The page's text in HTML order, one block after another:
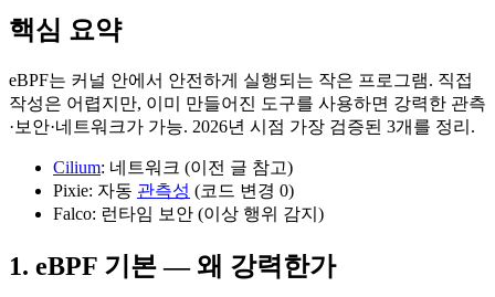
핵심 요약
eBPF는 커널 안에서 안전하게 실행되는 작은 프로그램. 직접
작성은 어렵지만, 이미 만들어진 도구를 사용하면 강력한 관측
·보안·네트워크가 가능. 2026년 시점 가장 검증된 3개를 정리.
Cilium: 네트워크 (이전 글 참고)
Pixie: 자동 관측성 (코드 변경 0)
Falco: 런타임 보안 (이상 행위 감지)
1. eBPF 기본 — 왜 강력한가